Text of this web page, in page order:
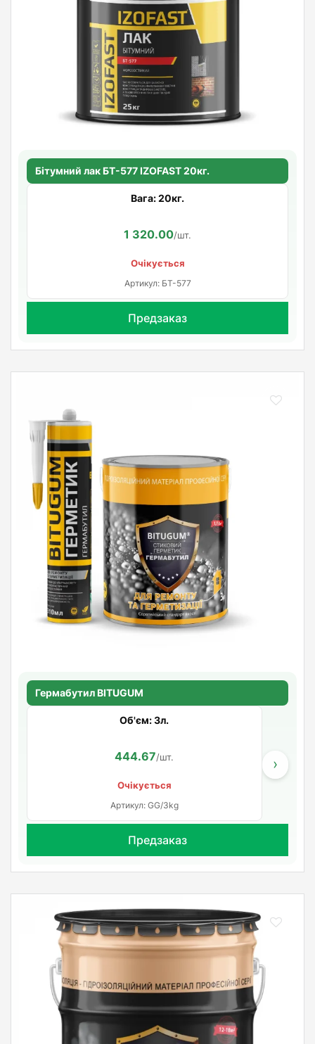
Бітумний лак БТ-577 IZOFAST 20кг.
Вага: 20кг.
1 320.00/шт.
Очікується
Артикул: БТ-577
Предзаказ
Гермабутил BITUGUM
Об'єм: 3л.
444.67/шт.
Очікується
Артикул: GG/3kg
›
Предзаказ